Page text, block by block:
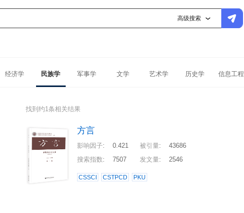
高级搜索
经济学 民族学 军事学 文学 艺术学 历史学 信息工程
找到约1条相关结果
方言
影响因子: 0.421 被引量:
43686
搜索指数: 7507 发文量: 2546
CSSCI CSTPCD PKU